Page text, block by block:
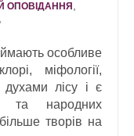
Й ОПОВІДАННЯ
особливе
міфології,
лісу і є
та народних
творів на